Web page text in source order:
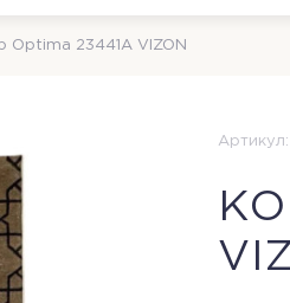
Optima 23441A VIZON